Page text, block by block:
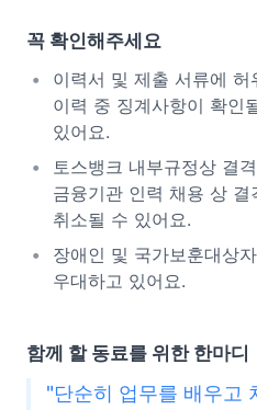
꼭 확인해주세요
이력서 및 제출 서류에
이력 중 징계사항이 확인
있어요.
토스뱅크 내부규정상 결
금융기관 인력 채용 상
취소될 수 있어요.
장애인 및 국가보훈대상
우대하고 있어요.
함께 할 동료를 위한 한마디
"단순히 업무를 배우고